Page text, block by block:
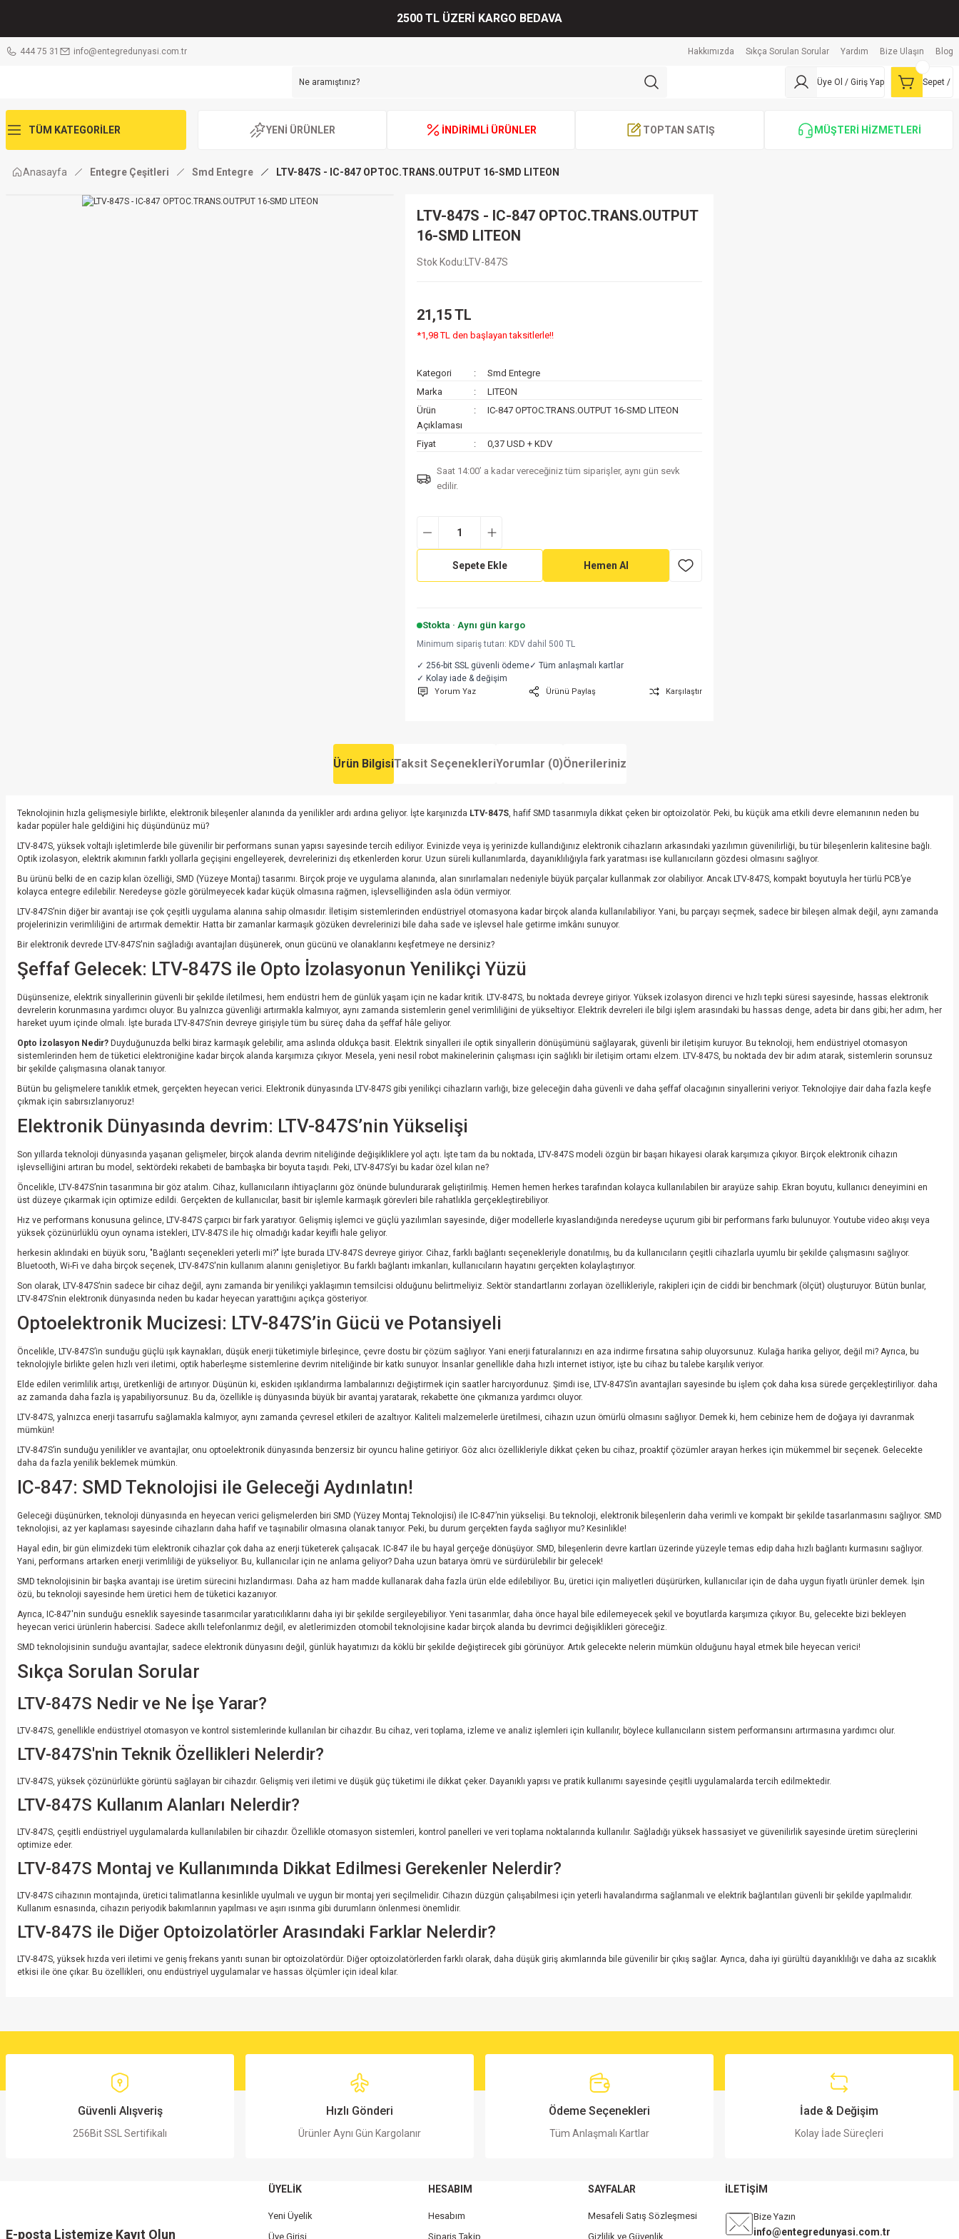
2500 TL ÜZERİ KARGO BEDAVA
444 75 31 info@entegredunyasi.com.tr Hakkımızda Sıkça Sorulan Sorular Yardım Bize Ulaşın Blog
Üye Ol / Giriş Yap Sepet /
TÜM KATEGORİLER YENİ ÜRÜNLER İNDİRİMLİ ÜRÜNLER TOPTAN SATIŞ MÜŞTERİ HİZMETLERİ
Anasayfa Entegre Çeşitleri Smd Entegre LTV-847S - IC-847 OPTOC.TRANS.OUTPUT 16-SMD LITEON
LTV-847S - IC-847 OPTOC.TRANS.OUTPUT
16-SMD LITEON
Stok Kodu LTV-847S
21,15 TL
*1,98 TL den başlayan taksitlerle!!
Kategori
Smd Entegre
Marka
LITEON
Ürün
Açıklaması
IC-847 OPTOC.TRANS.OUTPUT 16-SMD LITEON
Fiyat 0,37 USD + KDV
Saat 14:00’ a kadar vereceğiniz tüm siparişler, aynı gün sevk
edilir.
Sepete Ekle Hemen Al
Stokta · Aynı gün kargo
Minimum sipariş tutarı: KDV dahil 500 TL
✓ 256-bit SSL güvenli ödeme✓ Tüm anlaşmalı kartlar
✓ Kolay iade & değişim
Yorum Yaz Ürünü Paylaş Karşılaştır
Ürün BilgisiTaksit SeçenekleriYorumlar (0)Önerileriniz
Teknolojinin hızla gelişmesiyle birlikte, elektronik bileşenler alanında da yenilikler ardı ardına geliyor. İşte karşınızda LTV-847S, hafif SMD tasarımıyla dikkat çeken bir optoizolatör. Peki, bu küçük ama etkili devre elemanının neden bu
kadar popüler hale geldiğini hiç düşündünüz mü?
LTV-847S, yüksek voltajlı işletimlerde bile güvenilir bir performans sunan yapısı sayesinde tercih ediliyor. Evinizde veya iş yerinizde kullandığınız elektronik cihazların arkasındaki yazılımın güvenilirliği, bu tür bileşenlerin kalitesine bağlı.
Optik izolasyon, elektrik akımının farklı yollarla geçişini engelleyerek, devrelerinizi dış etkenlerden korur. Uzun süreli kullanımlarda, dayanıklılığıyla fark yaratması ise kullanıcıların gözdesi olmasını sağlıyor.
Bu ürünü belki de en cazip kılan özelliği, SMD (Yüzeye Montaj) tasarımı. Birçok proje ve uygulama alanında, alan sınırlamaları nedeniyle büyük parçalar kullanmak zor olabiliyor. Ancak LTV-847S, kompakt boyutuyla her türlü PCB’ye
kolayca entegre edilebilir. Neredeyse gözle görülmeyecek kadar küçük olmasına rağmen, işlevselliğinden asla ödün vermiyor.
LTV-847S’nin diğer bir avantajı ise çok çeşitli uygulama alanına sahip olmasıdır. İletişim sistemlerinden endüstriyel otomasyona kadar birçok alanda kullanılabiliyor. Yani, bu parçayı seçmek, sadece bir bileşen almak değil, aynı zamanda
projelerinizin verimliliğini de artırmak demektir. Hatta bir zamanlar karmaşık gözüken devrelerinizi bile daha sade ve işlevsel hale getirme imkânı sunuyor.
Bir elektronik devrede LTV-847S'nin sağladığı avantajları düşünerek, onun gücünü ve olanaklarını keşfetmeye ne dersiniz?
Şeffaf Gelecek: LTV-847S ile Opto İzolasyonun Yenilikçi Yüzü
Düşünsenize, elektrik sinyallerinin güvenli bir şekilde iletilmesi, hem endüstri hem de günlük yaşam için ne kadar kritik. LTV-847S, bu noktada devreye giriyor. Yüksek izolasyon direnci ve hızlı tepki süresi sayesinde, hassas elektronik
devrelerin korunmasına yardımcı oluyor. Bu yalnızca güvenliği artırmakla kalmıyor, aynı zamanda sistemlerin genel verimliliğini de yükseltiyor. Elektrik devreleri ile bilgi işlem arasındaki bu hassas denge, adeta bir dans gibi; her adım, her
hareket uyum içinde olmalı. İşte burada LTV-847S’nin devreye girişiyle tüm bu süreç daha da şeffaf hâle geliyor.
Opto İzolasyon Nedir? Duyduğunuzda belki biraz karmaşık gelebilir, ama aslında oldukça basit. Elektrik sinyalleri ile optik sinyallerin dönüşümünü sağlayarak, güvenli bir iletişim kuruyor. Bu teknoloji, hem endüstriyel otomasyon
sistemlerinden hem de tüketici elektroniğine kadar birçok alanda karşımıza çıkıyor. Mesela, yeni nesil robot makinelerinin çalışması için sağlıklı bir iletişim ortamı elzem. LTV-847S, bu noktada dev bir adım atarak, sistemlerin sorunsuz
bir şekilde çalışmasına olanak tanıyor.
Bütün bu gelişmelere tanıklık etmek, gerçekten heyecan verici. Elektronik dünyasında LTV-847S gibi yenilikçi cihazların varlığı, bize geleceğin daha güvenli ve daha şeffaf olacağının sinyallerini veriyor. Teknolojiye dair daha fazla keşfe
çıkmak için sabırsızlanıyoruz!
Elektronik Dünyasında devrim: LTV-847S’nin Yükselişi
Son yıllarda teknoloji dünyasında yaşanan gelişmeler, birçok alanda devrim niteliğinde değişikliklere yol açtı. İşte tam da bu noktada, LTV-847S modeli özgün bir başarı hikayesi olarak karşımıza çıkıyor. Birçok elektronik cihazın
işlevselliğini artıran bu model, sektördeki rekabeti de bambaşka bir boyuta taşıdı. Peki, LTV-847S’yi bu kadar özel kılan ne?
Öncelikle, LTV-847S’nin tasarımına bir göz atalım. Cihaz, kullanıcıların ihtiyaçlarını göz önünde bulundurarak geliştirilmiş. Hemen hemen herkes tarafından kolayca kullanılabilen bir arayüze sahip. Ekran boyutu, kullanıcı deneyimini en
üst düzeye çıkarmak için optimize edildi. Gerçekten de kullanıcılar, basit bir işlemle karmaşık görevleri bile rahatlıkla gerçekleştirebiliyor.
Hız ve performans konusuna gelince, LTV-847S çarpıcı bir fark yaratıyor. Gelişmiş işlemci ve güçlü yazılımları sayesinde, diğer modellerle kıyaslandığında neredeyse uçurum gibi bir performans farkı bulunuyor. Youtube video akışı veya
yüksek çözünürlüklü oyun oynama istekleri, LTV-847S ile hiç olmadığı kadar keyifli hale geliyor.
herkesin aklındaki en büyük soru, "Bağlantı seçenekleri yeterli mi?" İşte burada LTV-847S devreye giriyor. Cihaz, farklı bağlantı seçenekleriyle donatılmış, bu da kullanıcıların çeşitli cihazlarla uyumlu bir şekilde çalışmasını sağlıyor.
Bluetooth, Wi-Fi ve daha birçok seçenek, LTV-847S'nin kullanım alanını genişletiyor. Bu farklı bağlantı imkanları, kullanıcıların hayatını gerçekten kolaylaştırıyor.
Son olarak, LTV-847S’nin sadece bir cihaz değil, aynı zamanda bir yenilikçi yaklaşımın temsilcisi olduğunu belirtmeliyiz. Sektör standartlarını zorlayan özellikleriyle, rakipleri için de ciddi bir benchmark (ölçüt) oluşturuyor. Bütün bunlar,
LTV-847S’nin elektronik dünyasında neden bu kadar heyecan yarattığını açıkça gösteriyor.
Optoelektronik Mucizesi: LTV-847S’in Gücü ve Potansiyeli
Öncelikle, LTV-847S’in sunduğu güçlü ışık kaynakları, düşük enerji tüketimiyle birleşince, çevre dostu bir çözüm sağlıyor. Yani enerji faturalarınızı en aza indirme fırsatına sahip oluyorsunuz. Kulağa harika geliyor, değil mi? Ayrıca, bu
teknolojiyle birlikte gelen hızlı veri iletimi, optik haberleşme sistemlerine devrim niteliğinde bir katkı sunuyor. İnsanlar genellikle daha hızlı internet istiyor, işte bu cihaz bu talebe karşılık veriyor.
Elde edilen verimlilik artışı, üretkenliği de artırıyor. Düşünün ki, eskiden ışıklandırma lambalarınızı değiştirmek için saatler harcıyordunuz. Şimdi ise, LTV-847S’in avantajları sayesinde bu işlem çok daha kısa sürede gerçekleştiriliyor. daha
az zamanda daha fazla iş yapabiliyorsunuz. Bu da, özellikle iş dünyasında büyük bir avantaj yaratarak, rekabette öne çıkmanıza yardımcı oluyor.
LTV-847S, yalnızca enerji tasarrufu sağlamakla kalmıyor, aynı zamanda çevresel etkileri de azaltıyor. Kaliteli malzemelerle üretilmesi, cihazın uzun ömürlü olmasını sağlıyor. Demek ki, hem cebinize hem de doğaya iyi davranmak
mümkün!
LTV-847S’in sunduğu yenilikler ve avantajlar, onu optoelektronik dünyasında benzersiz bir oyuncu haline getiriyor. Göz alıcı özellikleriyle dikkat çeken bu cihaz, proaktif çözümler arayan herkes için mükemmel bir seçenek. Gelecekte
daha da fazla yenilik beklemek mümkün.
IC-847: SMD Teknolojisi ile Geleceği Aydınlatın!
Geleceği düşünürken, teknoloji dünyasında en heyecan verici gelişmelerden biri SMD (Yüzey Montaj Teknolojisi) ile IC-847’nin yükselişi. Bu teknoloji, elektronik bileşenlerin daha verimli ve kompakt bir şekilde tasarlanmasını sağlıyor. SMD
teknolojisi, az yer kaplaması sayesinde cihazların daha hafif ve taşınabilir olmasına olanak tanıyor. Peki, bu durum gerçekten fayda sağlıyor mu? Kesinlikle!
Hayal edin, bir gün elimizdeki tüm elektronik cihazlar çok daha az enerji tüketerek çalışacak. IC-847 ile bu hayal gerçeğe dönüşüyor. SMD, bileşenlerin devre kartları üzerinde yüzeyle temas edip daha hızlı bağlantı kurmasını sağlıyor.
Yani, performans artarken enerji verimliliği de yükseliyor. Bu, kullanıcılar için ne anlama geliyor? Daha uzun batarya ömrü ve sürdürülebilir bir gelecek!
SMD teknolojisinin bir başka avantajı ise üretim sürecini hızlandırması. Daha az ham madde kullanarak daha fazla ürün elde edilebiliyor. Bu, üretici için maliyetleri düşürürken, kullanıcılar için de daha uygun fiyatlı ürünler demek. İşin
özü, bu teknoloji sayesinde hem üretici hem de tüketici kazanıyor.
Ayrıca, IC-847'nin sunduğu esneklik sayesinde tasarımcılar yaratıcılıklarını daha iyi bir şekilde sergileyebiliyor. Yeni tasarımlar, daha önce hayal bile edilemeyecek şekil ve boyutlarda karşımıza çıkıyor. Bu, gelecekte bizi bekleyen
heyecan verici ürünlerin habercisi. Sadece akıllı telefonlarımız değil, ev aletlerimizden otomobil teknolojisine kadar birçok alanda bu devrimci değişiklikleri göreceğiz.
SMD teknolojisinin sunduğu avantajlar, sadece elektronik dünyasını değil, günlük hayatımızı da köklü bir şekilde değiştirecek gibi görünüyor. Artık gelecekte nelerin mümkün olduğunu hayal etmek bile heyecan verici!
Sıkça Sorulan Sorular
LTV-847S Nedir ve Ne İşe Yarar?
LTV-847S, genellikle endüstriyel otomasyon ve kontrol sistemlerinde kullanılan bir cihazdır. Bu cihaz, veri toplama, izleme ve analiz işlemleri için kullanılır, böylece kullanıcıların sistem performansını artırmasına yardımcı olur.
LTV-847S'nin Teknik Özellikleri Nelerdir?
LTV-847S, yüksek çözünürlükte görüntü sağlayan bir cihazdır. Gelişmiş veri iletimi ve düşük güç tüketimi ile dikkat çeker. Dayanıklı yapısı ve pratik kullanımı sayesinde çeşitli uygulamalarda tercih edilmektedir.
LTV-847S Kullanım Alanları Nelerdir?
LTV-847S, çeşitli endüstriyel uygulamalarda kullanılabilen bir cihazdır. Özellikle otomasyon sistemleri, kontrol panelleri ve veri toplama noktalarında kullanılır. Sağladığı yüksek hassasiyet ve güvenilirlik sayesinde üretim süreçlerini
optimize eder.
LTV-847S Montaj ve Kullanımında Dikkat Edilmesi Gerekenler Nelerdir?
LTV-847S cihazının montajında, üretici talimatlarına kesinlikle uyulmalı ve uygun bir montaj yeri seçilmelidir. Cihazın düzgün çalışabilmesi için yeterli havalandırma sağlanmalı ve elektrik bağlantıları güvenli bir şekilde yapılmalıdır.
Kullanım esnasında, cihazın periyodik bakımlarının yapılması ve aşırı ısınma gibi durumların önlenmesi önemlidir.
LTV-847S ile Diğer Optoizolatörler Arasındaki Farklar Nelerdir?
LTV-847S, yüksek hızda veri iletimi ve geniş frekans yanıtı sunan bir optoizolatördür. Diğer optoizolatörlerden farklı olarak, daha düşük giriş akımlarında bile güvenilir bir çıkış sağlar. Ayrıca, daha iyi gürültü dayanıklılığı ve daha az sıcaklık
etkisi ile öne çıkar. Bu özellikleri, onu endüstriyel uygulamalar ve hassas ölçümler için ideal kılar.
Görüş ve önerileriniz için teşekkür ederiz.
Ürün açıklamasında eksik bilgiler bulunuyor.
Ürün bilgilerinde hatalar bulunuyor.
Güvenli Alışveriş
256Bit SSL Sertifikalı
Hızlı Gönderi
Ürünler Aynı Gün Kargolanır
Ödeme Seçenekleri
Tüm Anlaşmalı Kartlar
İade & Değişim
Kolay İade Süreçleri
E-posta Listemize Kayıt Olun
ÜYELİK
Yeni Üyelik
Üye Girişi
HESABIM
Hesabım
Sipariş Takip
SAYFALAR
Mesafeli Satış Sözleşmesi
Gizlilik ve Güvenlik
İLETİŞİM
Bize Yazın
info@entegredunyasi.com.tr